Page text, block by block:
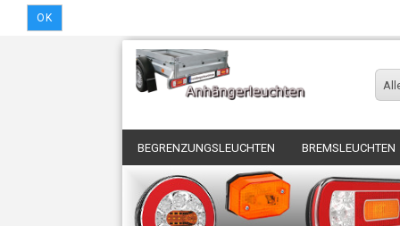
OK
BEGRENZUNGSLEUCHTEN BREMSLEUCHTEN